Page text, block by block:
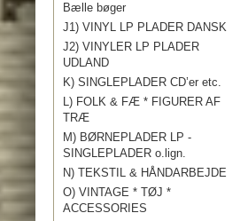
Bælle bøger
J1) VINYL LP PLADER DANSK
J2) VINYLER LP PLADER
UDLAND
K) SINGLEPLADER CD’er etc.
L) FOLK & FÆ * FIGURER AF
TRÆ
M) BØRNEPLADER LP -
SINGLEPLADER o.lign.
N) TEKSTIL & HÅNDARBEJDE
O) VINTAGE * TØJ *
ACCESSORIES